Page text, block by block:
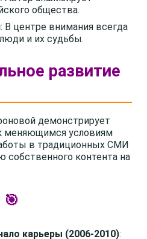
общества.
: В центре внимания всегда
и их судьбы.
развитие
демонстрирует
меняющимся условиям
в традиционных СМИ
собственного контента на
карьеры (2006-2010):